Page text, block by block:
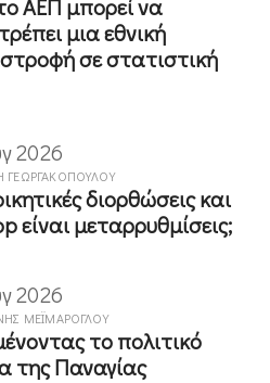
ΑΕΠ μπορεί να
μια εθνική
σε στατιστική
2026
ΓΕΩΡΓΑΚΟΠΟΎΛΟΥ
διορθώσεις και
είναι μεταρρυθμίσεις;
2026
ΜΕΪΜΆΡΟΓΛΟΥ
το πολιτικό
της Παναγίας